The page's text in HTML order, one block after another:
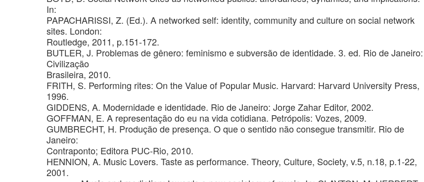
In:
PAPACHARISSI, Z. (Ed.). A networked self: identity, community and culture on social network
sites. London:
Routledge, 2011, p.151-172.
BUTLER, J. Problemas de gênero: feminismo e subversão de identidade. 3. ed. Rio de Janeiro:
Civilização
Brasileira, 2010.
FRITH, S. Performing rites: On the Value of Popular Music. Harvard: Harvard University Press,
1996.
GIDDENS, A. Modernidade e identidade. Rio de Janeiro: Jorge Zahar Editor, 2002.
GOFFMAN, E. A representação do eu na vida cotidiana. Petrópolis: Vozes, 2009.
GUMBRECHT, H. Produção de presença. O que o sentido não consegue transmitir. Rio de
Janeiro:
Contraponto; Editora PUC-Rio, 2010.
HENNION, A. Music Lovers. Taste as performance. Theory, Culture, Society, v.5, n.18, p.1-22,
2001.